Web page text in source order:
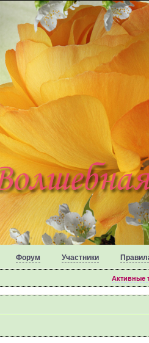
Форум Участники
Активные